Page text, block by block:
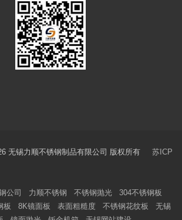
无锡力顺不锈钢制品有限公司 版权所有 苏ICP
公司 力顺不锈钢 不锈钢抛光
304不锈钢板
板 8K镜面板 表面粗糙度 不锈钢花纹板
无锡